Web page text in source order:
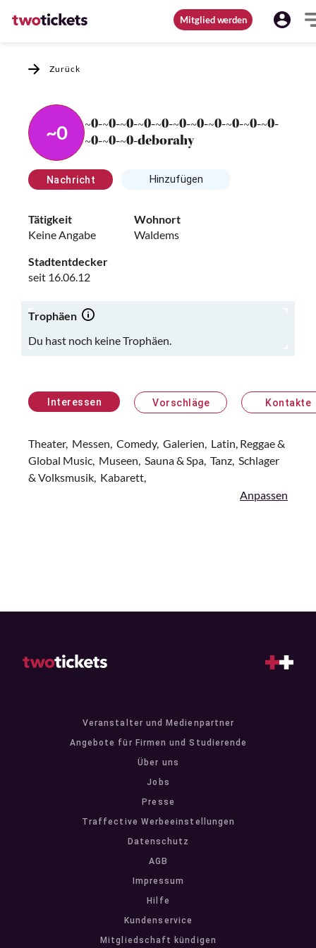
Mitglied werden
Zurück
~0
~0-~0-~0-~0-~0-~0-~0-~0-~0-~0-~0-
~0-~0-~0-deborahy
Nachricht Hinzufügen
Tätigkeit
Keine Angabe
Wohnort
Waldems
Stadtentdecker
seit 16.06.12
Trophäen
Du hast noch keine Trophäen.
Interessen Vorschläge Kontakte
Theater, Messen, Comedy, Galerien, Latin, Reggae &
Global Music, Museen, Sauna & Spa, Tanz, Schlager
& Volksmusik, Kabarett,
Anpassen
Veranstalter und Medienpartner
Angebote für Firmen und Studierende
Über uns
Jobs
Presse
Traffective Werbeeinstellungen
Datenschutz
AGB
Impressum
Hilfe
Kundenservice
Mitgliedschaft kündigen